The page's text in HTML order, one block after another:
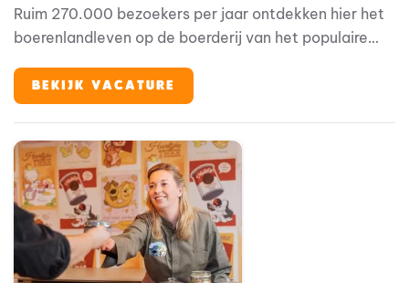
Ruim 270.000 bezoekers per jaar ontdekken hier het
boerenlandleven op de boerderij van het populaire
ontdekken is! Binnen deze bijzondere omgeving speelt
horeca een belangrijke rol in de totale gastbeleving.
BEKIJK VACATURE